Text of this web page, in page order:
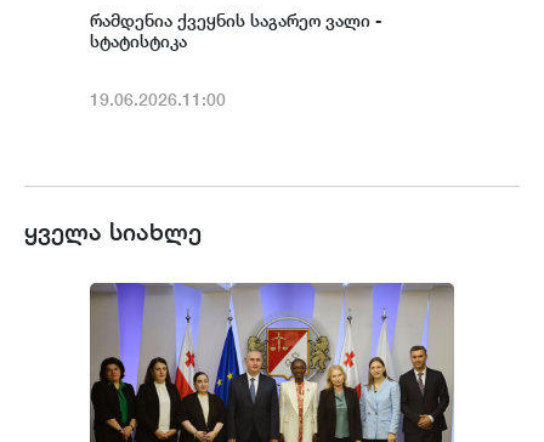
რამდენია ქვეყნის საგარეო ვალი -
სტატისტიკა
19.06.2026.11:00
ყველა სიახლე